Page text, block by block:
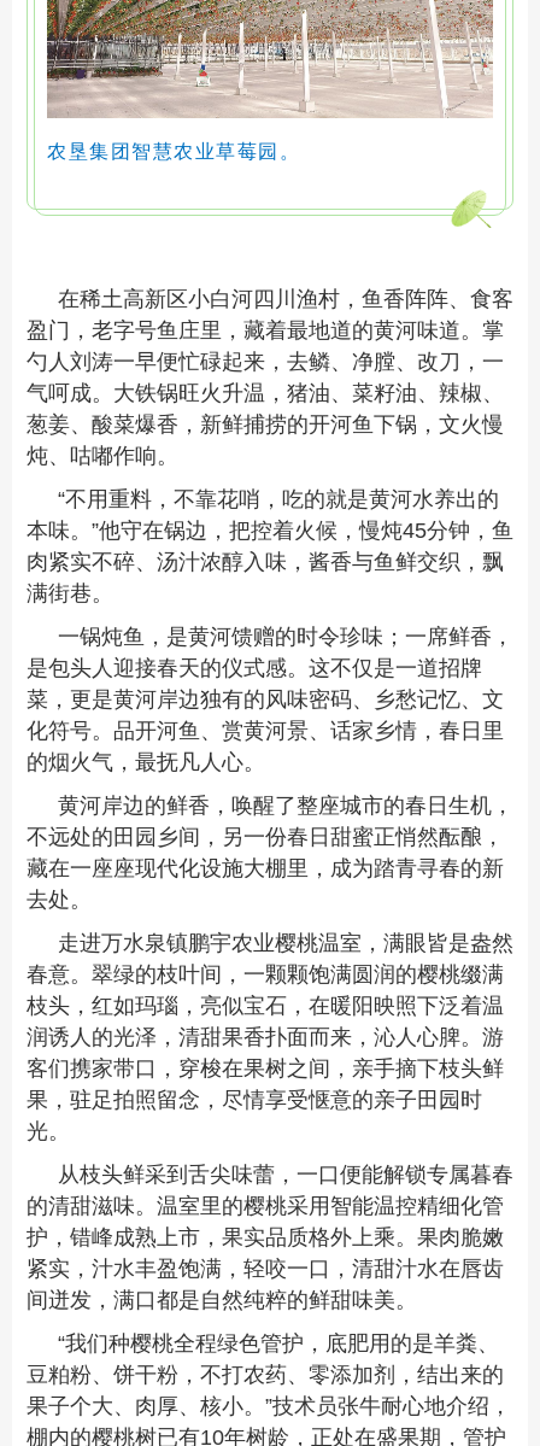
农垦集团智慧农业草莓园。
在稀土高新区小白河四川渔村，鱼香阵阵、食客
盈门，老字号鱼庄里，藏着最地道的黄河味道。掌
勺人刘涛一早便忙碌起来，去鳞、净膛、改刀，一
气呵成。大铁锅旺火升温，猪油、菜籽油、辣椒、
葱姜、酸菜爆香，新鲜捕捞的开河鱼下锅，文火慢
炖、咕嘟作响。
“不用重料，不靠花哨，吃的就是黄河水养出的
本味。”他守在锅边，把控着火候，慢炖45分钟，鱼
肉紧实不碎、汤汁浓醇入味，酱香与鱼鲜交织，飘
满街巷。
一锅炖鱼，是黄河馈赠的时令珍味；一席鲜香，
是包头人迎接春天的仪式感。这不仅是一道招牌
菜，更是黄河岸边独有的风味密码、乡愁记忆、文
化符号。品开河鱼、赏黄河景、话家乡情，春日里
的烟火气，最抚凡人心。
黄河岸边的鲜香，唤醒了整座城市的春日生机，
不远处的田园乡间，另一份春日甜蜜正悄然酝酿，
藏在一座座现代化设施大棚里，成为踏青寻春的新
去处。
走进万水泉镇鹏宇农业樱桃温室，满眼皆是盎然
春意。翠绿的枝叶间，一颗颗饱满圆润的樱桃缀满
枝头，红如玛瑙，亮似宝石，在暖阳映照下泛着温
润诱人的光泽，清甜果香扑面而来，沁人心脾。游
客们携家带口，穿梭在果树之间，亲手摘下枝头鲜
果，驻足拍照留念，尽情享受惬意的亲子田园时
光。
从枝头鲜采到舌尖味蕾，一口便能解锁专属暮春
的清甜滋味。温室里的樱桃采用智能温控精细化管
护，错峰成熟上市，果实品质格外上乘。果肉脆嫩
紧实，汁水丰盈饱满，轻咬一口，清甜汁水在唇齿
间迸发，满口都是自然纯粹的鲜甜味美。
“我们种樱桃全程绿色管护，底肥用的是羊粪、
豆粕粉、饼干粉，不打农药、零添加剂，结出来的
果子个大、肉厚、核小。”技术员张牛耐心地介绍，
棚内的樱桃树已有10年树龄，正处在盛果期，管护